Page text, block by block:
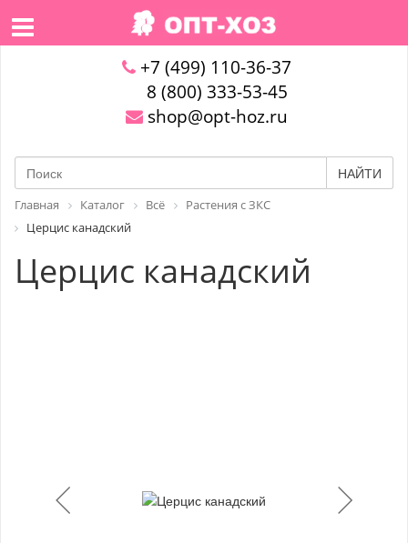
+7 (499) 110-36-37
8 (800) 333-53-45
shop@opt-hoz.ru
НАЙТИ
Главная Каталог Всё
Растения с ЗКС
Церцис канадский
Церцис канадский